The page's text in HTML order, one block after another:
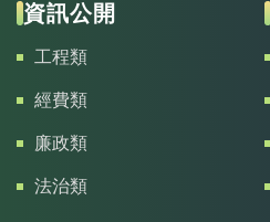
資訊公開
工程類
經費類
廉政類
法治類